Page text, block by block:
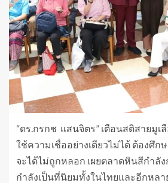
“ดร.กรกช แสนจิตร” เตือนสติสายมู
ใช้ความเชื่ออย่างเดียวไม่ได้ ต้องศึก
จะได้ไม่ถูกหลอก เผยตลาดหินสีกำลั
กำลังเป็นที่นิยมทั้งในไทยและอีกหลา